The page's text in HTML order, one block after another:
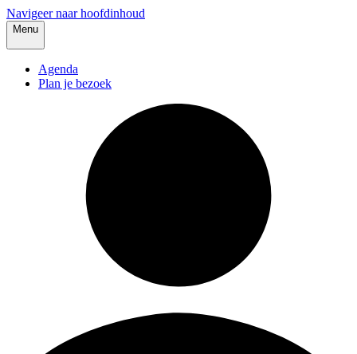
Navigeer naar hoofdinhoud
Menu
Agenda
Plan je bezoek